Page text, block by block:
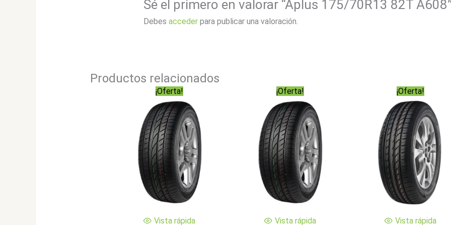
Sé el primero en valorar “Aplus 175/70R13 82T
Debesacceder para publicar una valoración.
Productos relacionados
¡Oferta!
Vista rápida
¡Oferta!
Vista rápida
¡Oferta!
Vista rápida